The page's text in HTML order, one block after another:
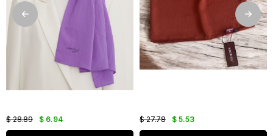
$ 6.94
$ 28.89 $ 5.53
$ 27.78